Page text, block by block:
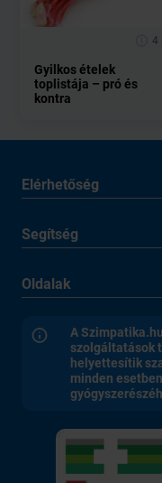
4
Gyilkos ételek
toplistája – pró és
kontra
Elérhetőség
Segítség
Oldalak
A
szolgáltatások
helyettesítik
minden